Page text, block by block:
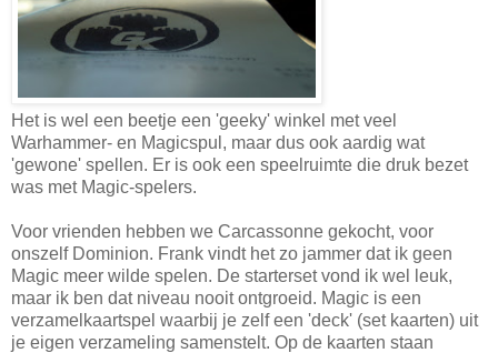
Het is wel een beetje een 'geeky' winkel met veel
Warhammer- en Magicspul, maar dus ook aardig wat
'gewone' spellen. Er is ook een speelruimte die druk bezet
was met Magic-spelers.
Voor vrienden hebben we Carcassonne gekocht, voor
onszelf Dominion. Frank vindt het zo jammer dat ik geen
Magic meer wilde spelen. De starterset vond ik wel leuk,
maar ik ben dat niveau nooit ontgroeid. Magic is een
verzamelkaartspel waarbij je zelf een 'deck' (set kaarten) uit
je eigen verzameling samenstelt. Op de kaarten staan